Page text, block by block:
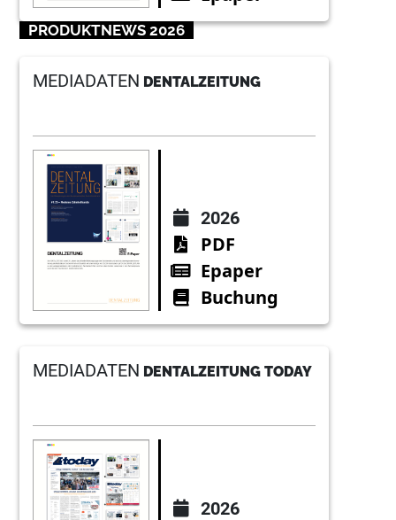
PRODUKTNEWS 2026
MEDIADATEN DENTALZEITUNG
2026
PDF
Epaper
Buchung
MEDIADATEN DENTALZEITUNG TODAY
2026